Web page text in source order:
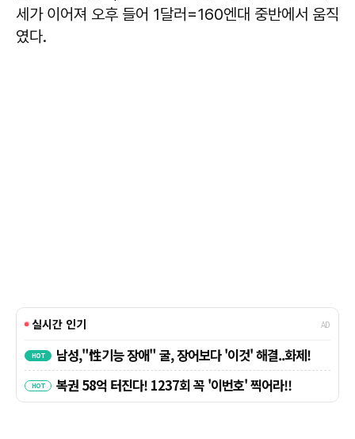
세가 이어져 오후 들어 1달러=160엔대 중반에서 움직
였다.